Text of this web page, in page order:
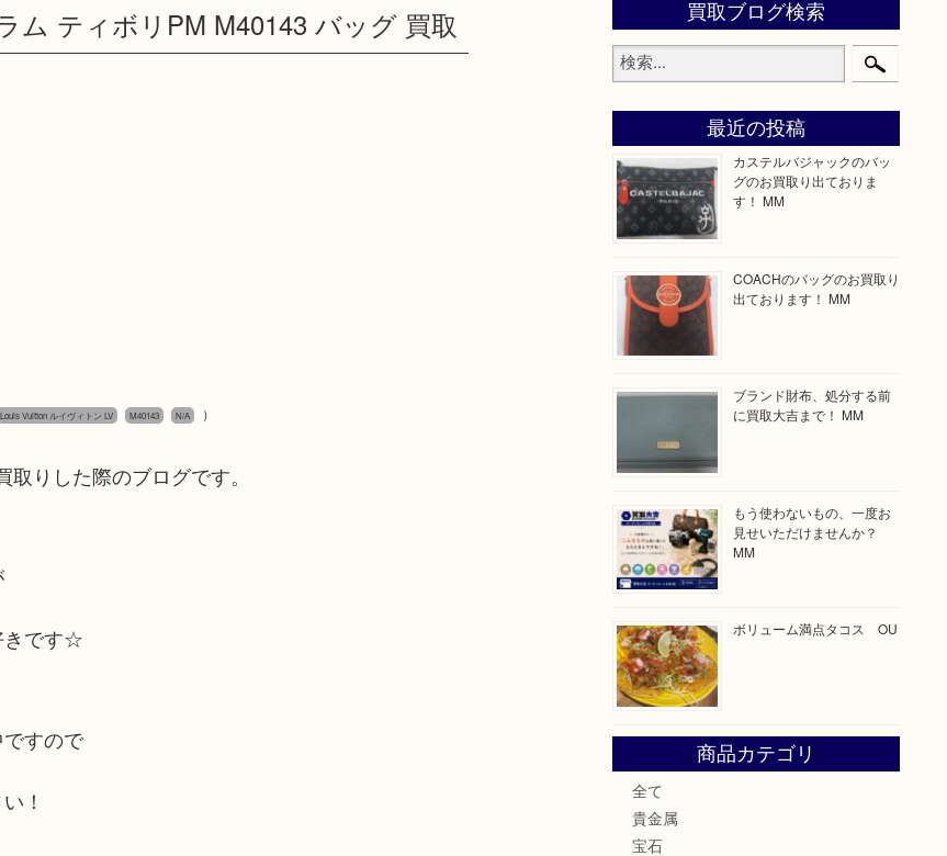
ム ティボリPM M40143 バッグ 買取
Louis Vuitton ルイヴィトン LV M40143 N/A
）
りした際のブログです。
きです☆
すので
！
買取ブログ検索
最近の投稿
カステルバジャックのバッ
グのお買取り出ておりま
す！ MM
COACHのバッグのお買取り
出ております！ MM
ブランド財布、処分する前
に買取大吉まで！ MM
もう使わないもの、一度お
見せいただけませんか？
MM
ボリューム満点タコス OU
商品カテゴリ
全て
貴金属
宝石